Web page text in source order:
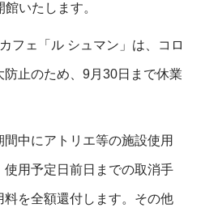
いたします。
フェ「ル シュマン」は、コロ
防止のため、9月30日まで休業
中にアトリエ等の施設使用
使用予定日前日までの取消手
料を全額還付します。その他